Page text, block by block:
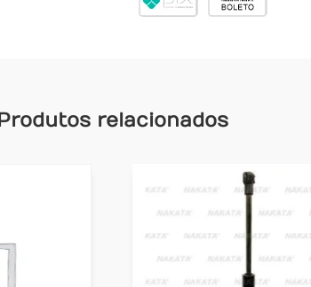
Produtos relacionados